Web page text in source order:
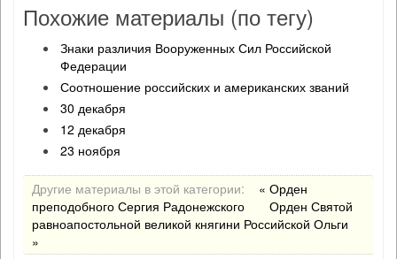
Похожие материалы (по тегу)
Знаки различия Вооруженных Сил Российской
Федерации
Соотношение российских и американских званий
30 декабря
12 декабря
23 ноября
Другие материалы в этой категории:
« Орден
преподобного Сергия Радонежского
Орден Святой
равноапостольной великой княгини Российской Ольги
»